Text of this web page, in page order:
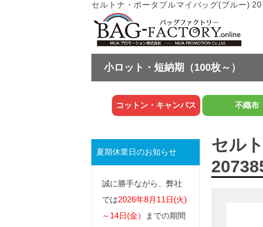
セルトナ・ポータブルマイバッグ(ブルー)
小ロット・短納期（100枚～）
コットン・キャンバス 不織布
セル
夏期休業日のお知らせ
誠に勝手ながら、弊社
では2026年8月11日(火)
～14日(金）
までの期間